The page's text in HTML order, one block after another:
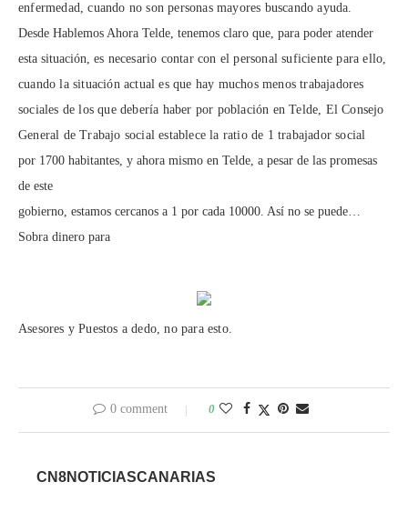
enfermedad, cuando no sonpersonas mayores buscando ayuda.
Desde Hablemos Ahora Telde, tenemos claro que, para poder atender
esta situación, es necesario contar con el personal suficiente para ello,
cuando la situación actual es que hay muchos menos trabajadores
sociales de los que debería haber por población en Telde, El Consejo
General de Trabajo social establece la ratio de 1 trabajador social
por 1700 habitantes, y ahora mismo en Telde, a pesar de las promesas
de este
gobierno, estamos cercanos a 1 por cada 10000. Así no se puede…
Sobra dinero para
Asesores y Puestos a dedo, no para esto.
0 comment 0
CN8NOTICIASCANARIAS